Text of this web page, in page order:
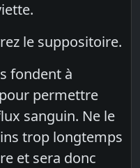
le suppositoire.
fondent à
permettre
sanguin. Ne le
trop longtemps
et sera donc